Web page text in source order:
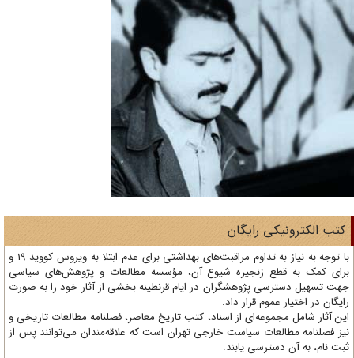
الکترونیکی رایگان
با توجه به نیاز به تداوم مراقبت‌های بهداشتی برای عدم ابتلا به ویروس کووید 19 و
کمک به قطع زنجیره شیوع آن، مؤسسه مطالعات و پژوهش‌های سیاسی
تسهیل دسترسی پژوهشگران در ایام قرنطینه بخشی از آثار خود را به صورت
در اختیار عموم قرار داد.
آثار شامل مجموعه‌ای از اسناد، کتب تاریخ معاصر، فصلنامه‌ مطالعات تاریخی و
فصلنامه مطالعات سیاست خارجی تهران است که علاقه‌مندان می‌توانند پس از
نام، به آن دسترسی یابند.